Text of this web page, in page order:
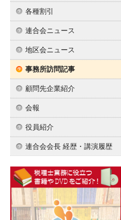
各種割引
連合会ニュース
地区会ニュース
事務所訪問記事
顧問先企業紹介
会報
役員紹介
連合会会長 経歴・講演履歴